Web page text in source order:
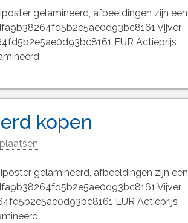
gelamineerd, afbeeldingen zijn een
Vijver
EUR Actieprijs
kopen
gelamineerd, afbeeldingen zijn een
Vijver
EUR Actieprijs